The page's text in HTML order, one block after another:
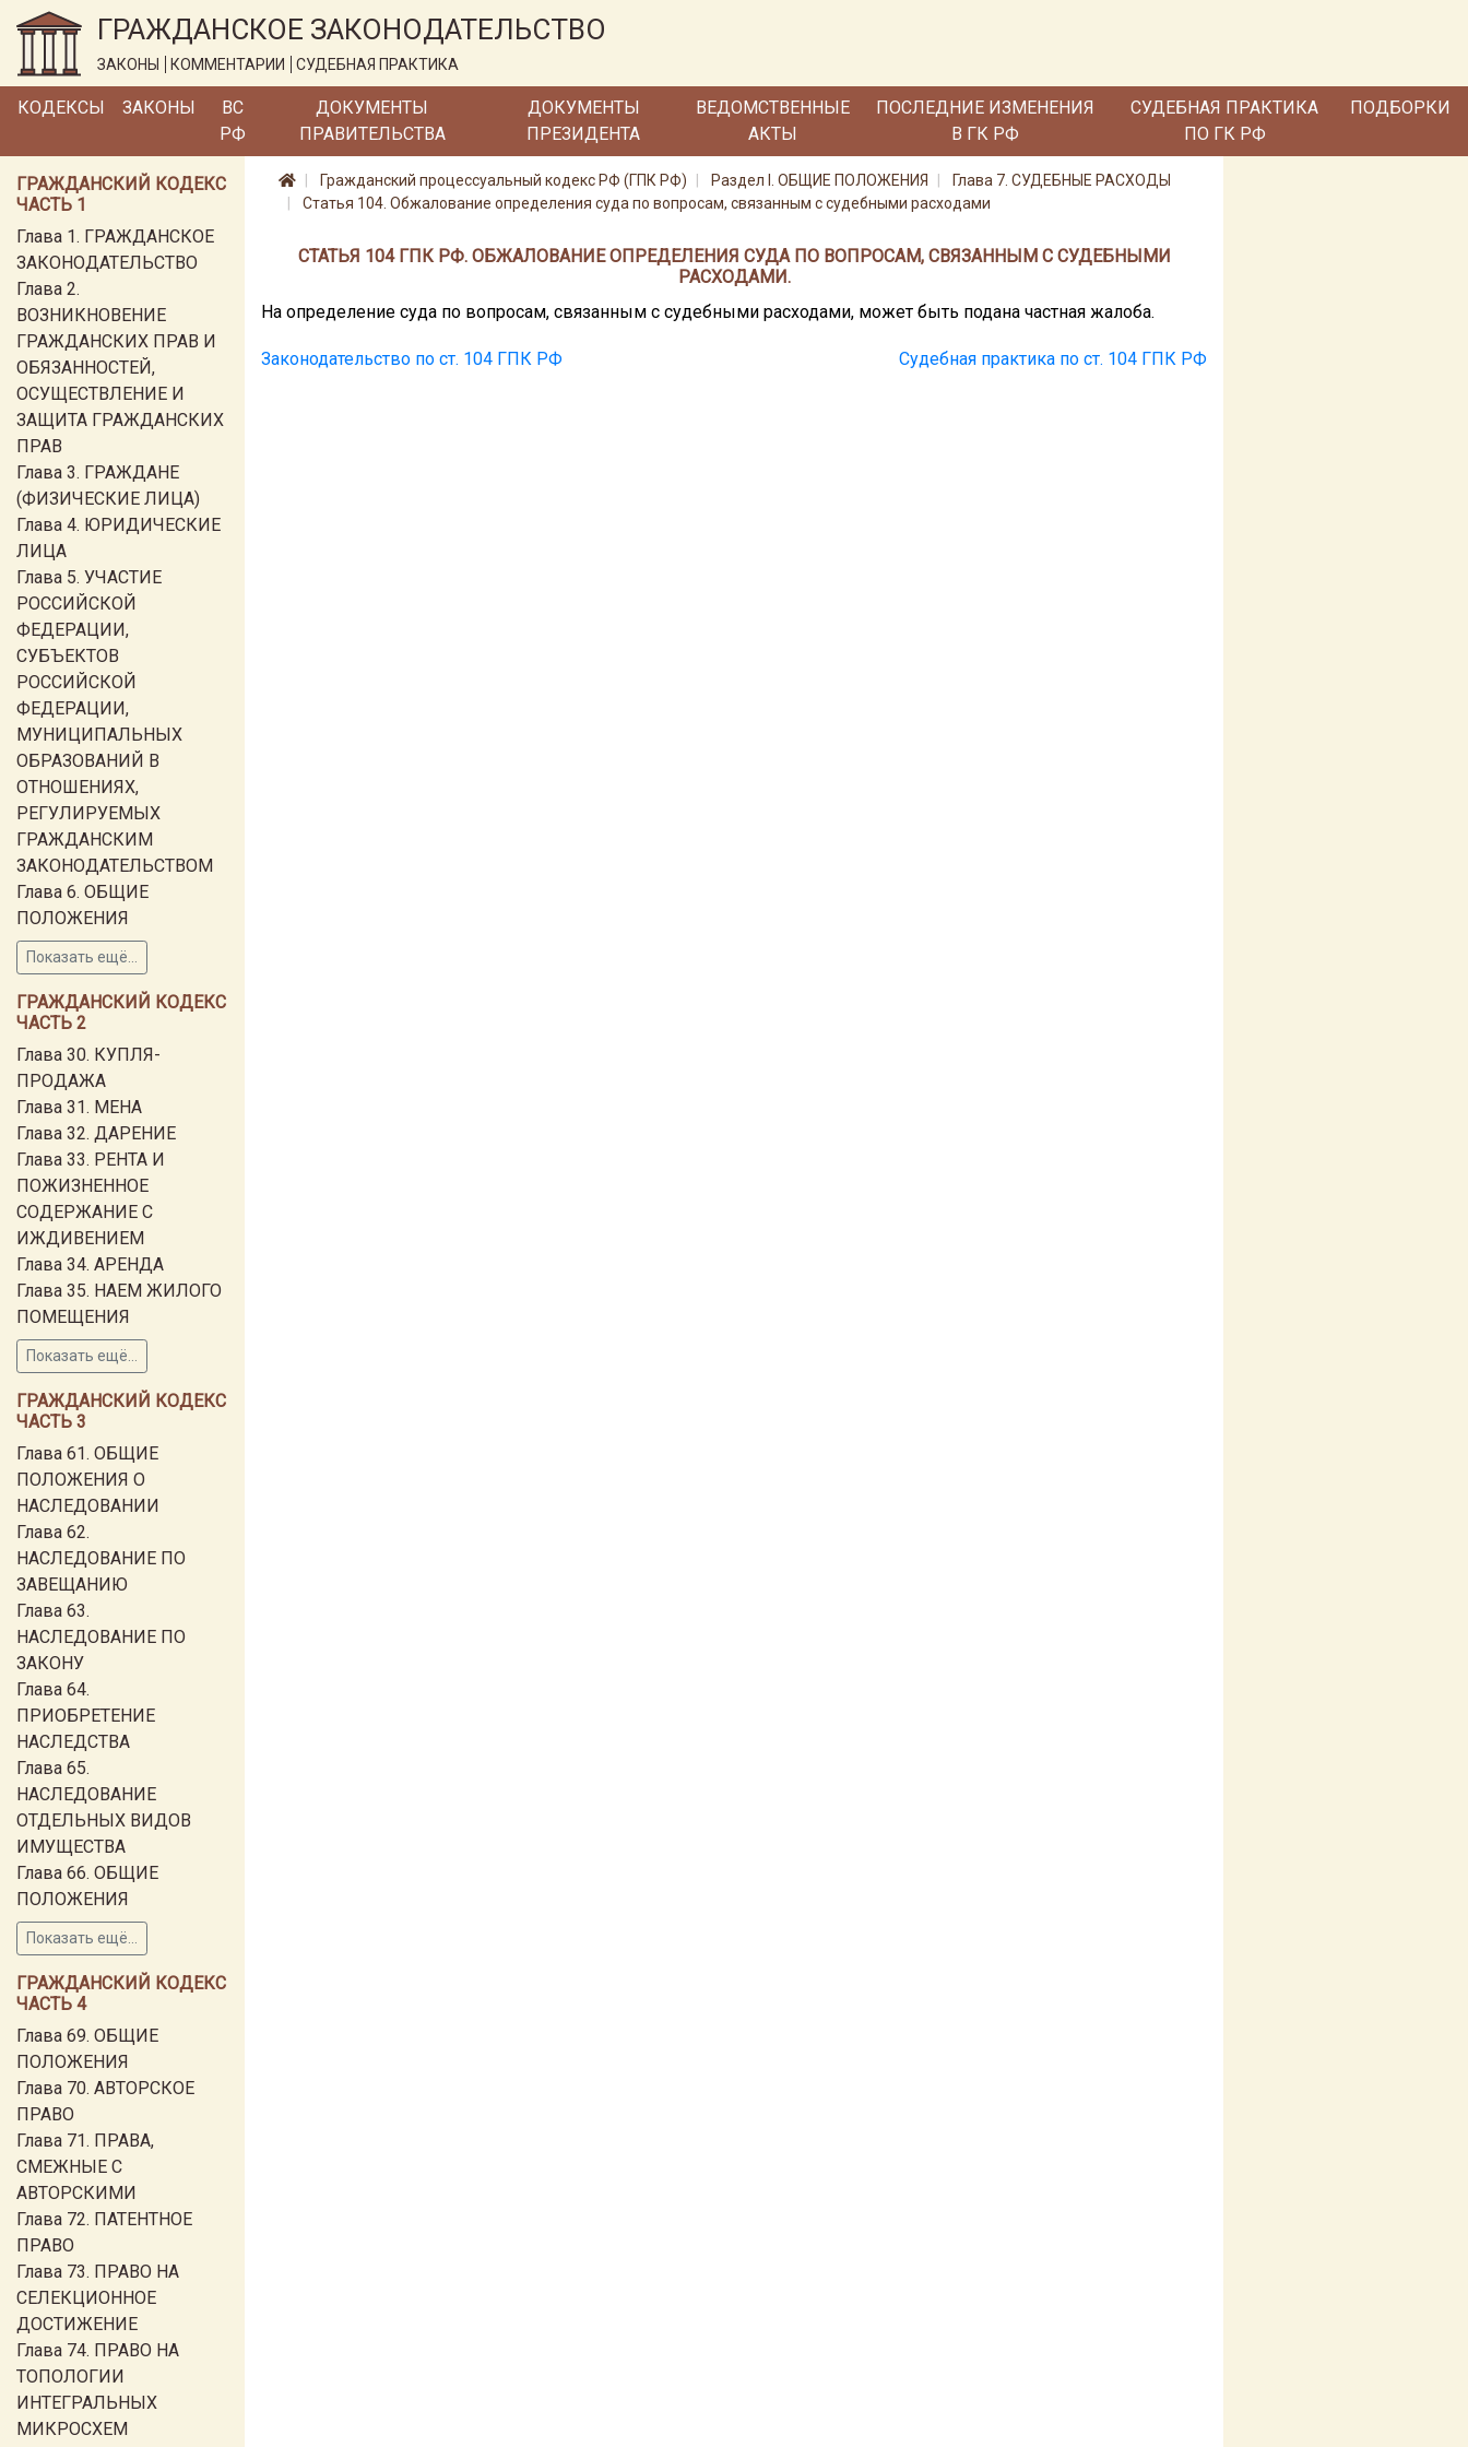
ГРАЖДАНСКОЕ ЗАКОНОДАТЕЛЬСТВО
ЗАКОНЫ КОММЕНТАРИИ СУДЕБНАЯ ПРАКТИКА
КОДЕКСЫ ЗАКОНЫ
ВС
РФ
ДОКУМЕНТЫ
ПРАВИТЕЛЬСТВА
ДОКУМЕНТЫ
ПРЕЗИДЕНТА
ВЕДОМСТВЕННЫЕ
АКТЫ
ПОСЛЕДНИЕ ИЗМЕНЕНИЯ
В ГК РФ
СУДЕБНАЯ ПРАКТИКА
ПО ГК РФ
ПОДБОРКИ
ГРАЖДАНСКИЙ КОДЕКС
ЧАСТЬ 1
Глава 1. ГРАЖДАНСКОЕ
ЗАКОНОДАТЕЛЬСТВО
Глава 2.
ВОЗНИКНОВЕНИЕ
ГРАЖДАНСКИХ ПРАВ И
ОБЯЗАННОСТЕЙ,
ОСУЩЕСТВЛЕНИЕ И
ЗАЩИТА ГРАЖДАНСКИХ
ПРАВ
Глава 3. ГРАЖДАНЕ
(ФИЗИЧЕСКИЕ ЛИЦА)
Глава 4. ЮРИДИЧЕСКИЕ
ЛИЦА
Глава 5. УЧАСТИЕ
РОССИЙСКОЙ
ФЕДЕРАЦИИ,
СУБЪЕКТОВ
РОССИЙСКОЙ
ФЕДЕРАЦИИ,
МУНИЦИПАЛЬНЫХ
ОБРАЗОВАНИЙ В
ОТНОШЕНИЯХ,
РЕГУЛИРУЕМЫХ
ГРАЖДАНСКИМ
ЗАКОНОДАТЕЛЬСТВОМ
Глава 6. ОБЩИЕ
ПОЛОЖЕНИЯ
Показать ещё...
ГРАЖДАНСКИЙ КОДЕКС
ЧАСТЬ 2
Глава 30. КУПЛЯ-
ПРОДАЖА
Глава 31. МЕНА
Глава 32. ДАРЕНИЕ
Глава 33. РЕНТА И
ПОЖИЗНЕННОЕ
СОДЕРЖАНИЕ С
ИЖДИВЕНИЕМ
Глава 34. АРЕНДА
Глава 35. НАЕМ ЖИЛОГО
ПОМЕЩЕНИЯ
Показать ещё...
ГРАЖДАНСКИЙ КОДЕКС
ЧАСТЬ 3
Глава 61. ОБЩИЕ
ПОЛОЖЕНИЯ О
НАСЛЕДОВАНИИ
Глава 62.
НАСЛЕДОВАНИЕ ПО
ЗАВЕЩАНИЮ
Глава 63.
НАСЛЕДОВАНИЕ ПО
ЗАКОНУ
Глава 64.
ПРИОБРЕТЕНИЕ
НАСЛЕДСТВА
Глава 65.
НАСЛЕДОВАНИЕ
ОТДЕЛЬНЫХ ВИДОВ
ИМУЩЕСТВА
Глава 66. ОБЩИЕ
ПОЛОЖЕНИЯ
Показать ещё...
ГРАЖДАНСКИЙ КОДЕКС
ЧАСТЬ 4
Глава 69. ОБЩИЕ
ПОЛОЖЕНИЯ
Глава 70. АВТОРСКОЕ
ПРАВО
Глава 71. ПРАВА,
СМЕЖНЫЕ С
АВТОРСКИМИ
Глава 72. ПАТЕНТНОЕ
ПРАВО
Глава 73. ПРАВО НА
СЕЛЕКЦИОННОЕ
ДОСТИЖЕНИЕ
Глава 74. ПРАВО НА
ТОПОЛОГИИ
ИНТЕГРАЛЬНЫХ
МИКРОСХЕМ
Гражданский процессуальный кодекс РФ (ГПК РФ) Раздел I. ОБЩИЕ ПОЛОЖЕНИЯ
Глава 7. СУДЕБНЫЕ РАСХОДЫ
Статья 104. Обжалование определения суда по вопросам, связанным с судебными расходами
СТАТЬЯ 104 ГПК РФ. ОБЖАЛОВАНИЕ ОПРЕДЕЛЕНИЯ СУДА ПО ВОПРОСАМ, СВЯЗАННЫМ С СУДЕБНЫМИ
РАСХОДАМИ.
На определение суда по вопросам, связанным с судебными расходами, может быть подана частная жалоба.
Законодательство по ст. 104 ГПК РФ Судебная практика по ст. 104 ГПК РФ